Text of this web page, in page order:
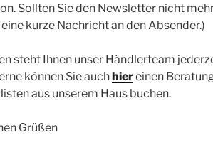
Sollten Sie den Newsletter nicht
kurze Nachricht an den Absender.)
steht Ihnen unser Händlerteam
können Sie auchhiereinen
aus unserem Haus buchen.
Grüßen